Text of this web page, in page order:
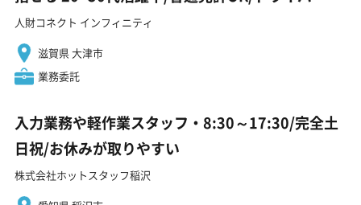
人財コネクト インフィニティ
滋賀県 大津市
業務委託
入力業務や軽作業スタッフ・8:30～17:30/完全土
日祝/お休みが取りやすい
株式会社ホットスタッフ稲沢